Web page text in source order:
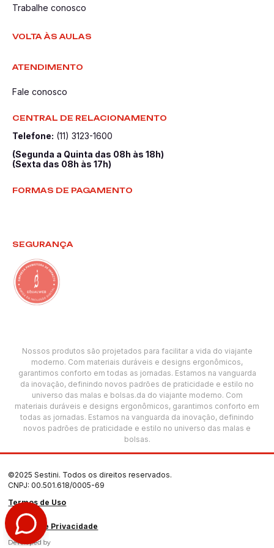
Trabalhe conosco
VOLTA ÀS AULAS
ATENDIMENTO
Fale conosco
CENTRAL DE RELACIONAMENTO
Telefone: (11) 3123-1600
(Segunda a Quinta das 08h às 18h)
(Sexta das 08h às 17h)
FORMAS DE PAGAMENTO
SEGURANÇA
Nossos produtos são projetados para facilitar a vida do viajante
moderno. Com materiais duráveis e designs ergonômicos,
garantimos conforto em todas as jornadas. Estamos na vanguarda
da inovação, definindo novos padrões de praticidade e estilo no
universo das malas e bolsas.da do viajante moderno. Com
materiais duráveis e designs ergonômicos, garantimos conforto em
todas as jornadas. Estamos na vanguarda da inovação, definindo
novos padrões de praticidade e estilo no universo das malas e
bolsas.
©2025 Sestini. Todos os direitos reservados.
CNPJ: 00.501.618/0005-69
Termos de Uso
Política de Privacidade